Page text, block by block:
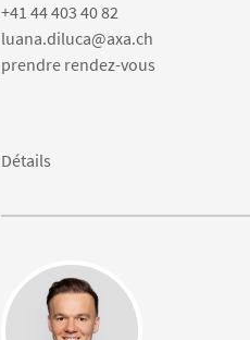
+41 44 403 40 82
luana.diluca@axa.ch
prendre rendez-vous
Détails